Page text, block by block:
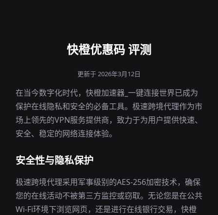
快橙优惠码 评测
更新于 2026年3月12日
在当今数字化时代，快橙加速器_一键连接世界已成为
保护在线隐私和安全的必备工具。极速跨境代理作为市
场上领先的VPN服务提供商，致力于为用户提供快速、
安全、稳定的网络连接体验。
安全性与隐私保护
极速跨境代理采用军事级别的AES-256加密技术，确保
您的在线活动不被第三方监控或窃取。无论您是在公共
Wi-Fi环境下浏览网页，还是进行在线银行交易，快橙